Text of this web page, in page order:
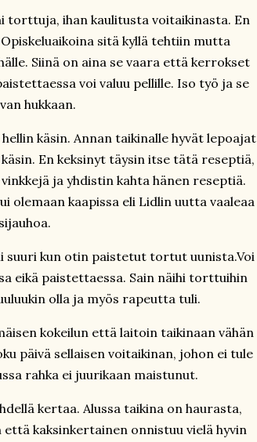
torttuja, ihan kaulitusta voitaikinasta. En
sitä kyllä tehtiin mutta
Siinä on aina se vaara että kerrokset
voi valuu pellille. Iso työ ja se
hukkaan.
käsin. Annan taikinalle hyvät lepoajat
En keksinyt täysin itse tätä reseptiä,
ja yhdistin kahta hänen reseptiä.
olemaan kaapissa eli Lidlin uutta vaaleaa
suuri kun otin paistetut tortut uunista.Voi
eikä paistettaessa. Sain näihi torttuihin
olla ja myös rapeutta tuli.
kokeilun että laitoin taikinaan vähän
päivä sellaisen voitaikinan, johon ei tule
rahka ei juurikaan maistunut.
kertaa. Alussa taikina on haurasta,
kaksinkertainen onnistuu vielä hyvin